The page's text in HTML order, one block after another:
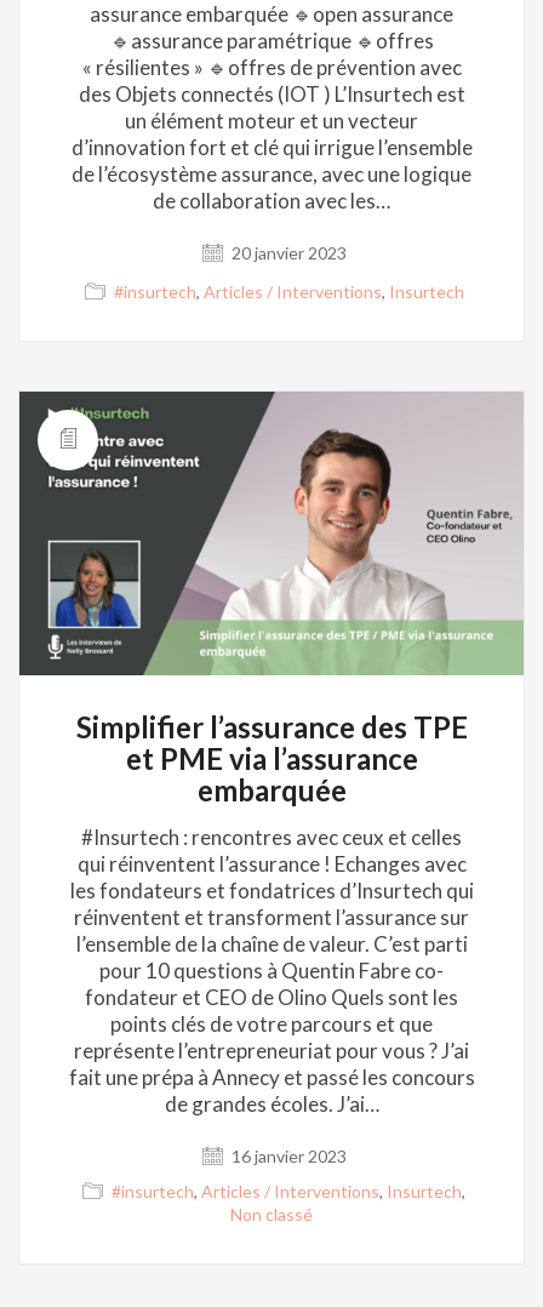
assurance embarquée 🔹open assurance
🔹assurance paramétrique 🔹offres
« résilientes » 🔹offres de prévention avec
des Objets connectés (IOT ) L’Insurtech est
un élément moteur et un vecteur
d’innovation fort et clé qui irrigue l’ensemble
de l’écosystème assurance, avec une logique
de collaboration avec les…
20 janvier 2023
#insurtech, Articles / Interventions, Insurtech
Simplifier l’assurance des TPE
et PME via l’assurance
embarquée
#Insurtech : rencontres avec ceux et celles
qui réinventent l’assurance ! Echanges avec
les fondateurs et fondatrices d’Insurtech qui
réinventent et transforment l’assurance sur
l’ensemble de la chaîne de valeur. C’est parti
pour 10 questions à Quentin Fabre co-
fondateur et CEO de Olino Quels sont les
points clés de votre parcours et que
représente l’entrepreneuriat pour vous ? J’ai
fait une prépa à Annecy et passé les concours
de grandes écoles. J’ai…
16 janvier 2023
#insurtech, Articles / Interventions, Insurtech,
Non classé